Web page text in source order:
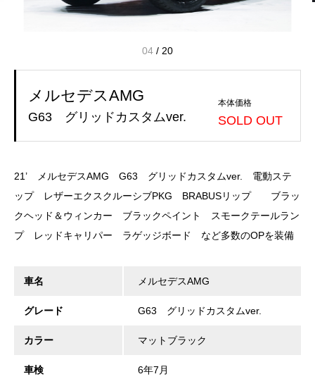
05 / 20
メルセデスAMG
G63 グリッドカスタムver.
本体価格
SOLD OUT
21’ メルセデスAMG G63 グリッドカスタムver. 電動ステ
ップ レザーエクスクルーシブPKG BRABUSリップ ブラッ
クヘッド＆ウィンカー ブラックペイント スモークテールラン
プ レッドキャリパー ラゲッジボード など多数のOPを装備
車名 メルセデスAMG
グレード G63 グリッドカスタムver.
カラー マットブラック
車検 6年7月